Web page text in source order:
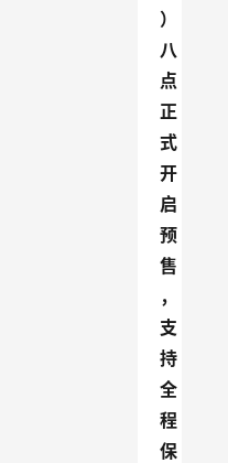
）
八
点
正
式
开
启
预
售
，
支
持
全
程
保